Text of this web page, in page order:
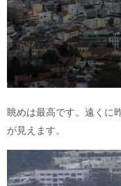
眺めは最高です。遠くに
が見えます。